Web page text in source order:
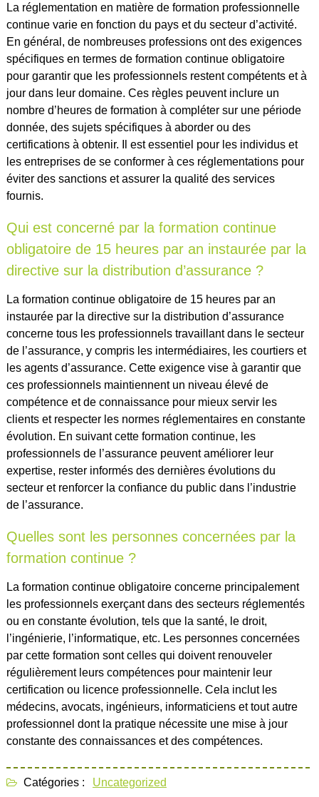
La réglementation en matière de formation professionnelle
continue varie en fonction du pays et du secteur d’activité.
En général, de nombreuses professions ont des exigences
spécifiques en termes de formation continue obligatoire
pour garantir que les professionnels restent compétents et à
jour dans leur domaine. Ces règles peuvent inclure un
nombre d’heures de formation à compléter sur une période
donnée, des sujets spécifiques à aborder ou des
certifications à obtenir. Il est essentiel pour les individus et
les entreprises de se conformer à ces réglementations pour
éviter des sanctions et assurer la qualité des services
fournis.
Qui est concerné par la formation continue
obligatoire de 15 heures par an instaurée par la
directive sur la distribution d’assurance ?
La formation continue obligatoire de 15 heures par an
instaurée par la directive sur la distribution d’assurance
concerne tous les professionnels travaillant dans le secteur
de l’assurance, y compris les intermédiaires, les courtiers et
les agents d’assurance. Cette exigence vise à garantir que
ces professionnels maintiennent un niveau élevé de
compétence et de connaissance pour mieux servir les
clients et respecter les normes réglementaires en constante
évolution. En suivant cette formation continue, les
professionnels de l’assurance peuvent améliorer leur
expertise, rester informés des dernières évolutions du
secteur et renforcer la confiance du public dans l’industrie
de l’assurance.
Quelles sont les personnes concernées par la
formation continue ?
La formation continue obligatoire concerne principalement
les professionnels exerçant dans des secteurs réglementés
ou en constante évolution, tels que la santé, le droit,
l’ingénierie, l’informatique, etc. Les personnes concernées
par cette formation sont celles qui doivent renouveler
régulièrement leurs compétences pour maintenir leur
certification ou licence professionnelle. Cela inclut les
médecins, avocats, ingénieurs, informaticiens et tout autre
professionnel dont la pratique nécessite une mise à jour
constante des connaissances et des compétences.
Catégories :
Uncategorized